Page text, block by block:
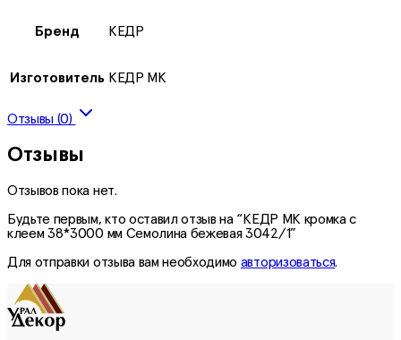
Бренд КЕДР
Изготовитель КЕДР МК
Отзывы (0)
Отзывы
Отзывов пока нет.
Будьте первым, кто оставил отзыв на “КЕДР МК кромка с
клеем 38*3000 мм Семолина бежевая 3042/1”
Для отправки отзыва вам необходимо авторизоваться.